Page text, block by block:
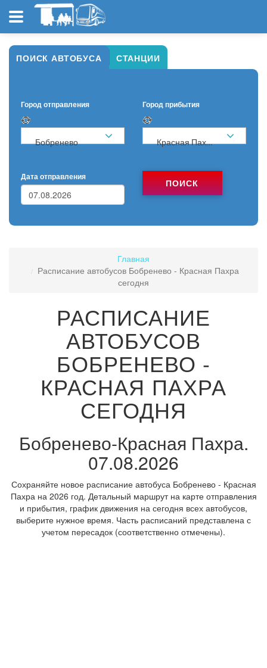
ПОИСК АВТОБУСА СТАНЦИИ
Город отправления
Бобренево
Город прибытия
Красная Пахра
Дата отправления
ПОИСК
Главная
Расписание автобусов Бобренево - Красная Пахра
сегодня
РАСПИСАНИЕ
АВТОБУСОВ
БОБРЕНЕВО -
КРАСНАЯ ПАХРА
СЕГОДНЯ
Бобренево-Красная Пахра.
07.08.2026
Сохраняйте новое расписание автобуса Бобренево - Красная
Пахра на 2026 год. Детальный маршрут на карте отправления
и прибытия, график движения на сегодня всех автобусов,
выберите нужное время. Часть расписаний представлена с
учетом пересадок (соответственно отмечены).